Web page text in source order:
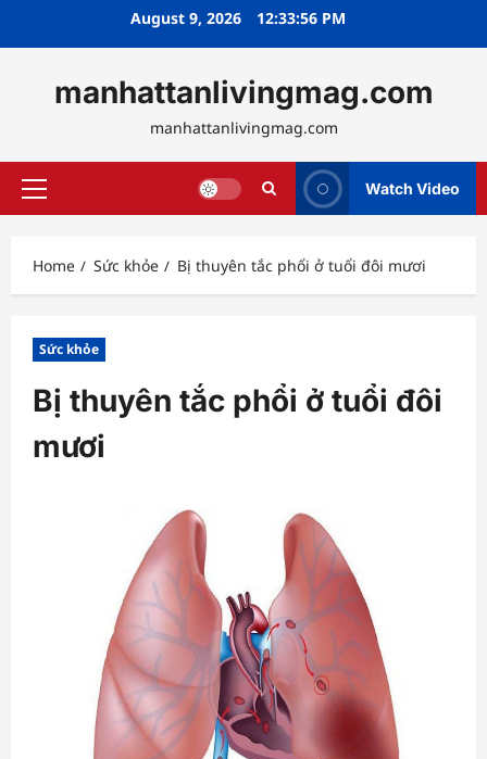
August 9, 2026 12:33:57 PM
manhattanlivingmag.com
manhattanlivingmag.com
Primary
Watch Video
Home Sức khỏe Bị thuyên tắc phổi ở tuổi đôi mươi
Sức khỏe
Bị thuyên tắc phổi ở tuổi đôi
mươi